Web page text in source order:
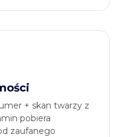
+ skan twarzy z
pobiera
zaufanego